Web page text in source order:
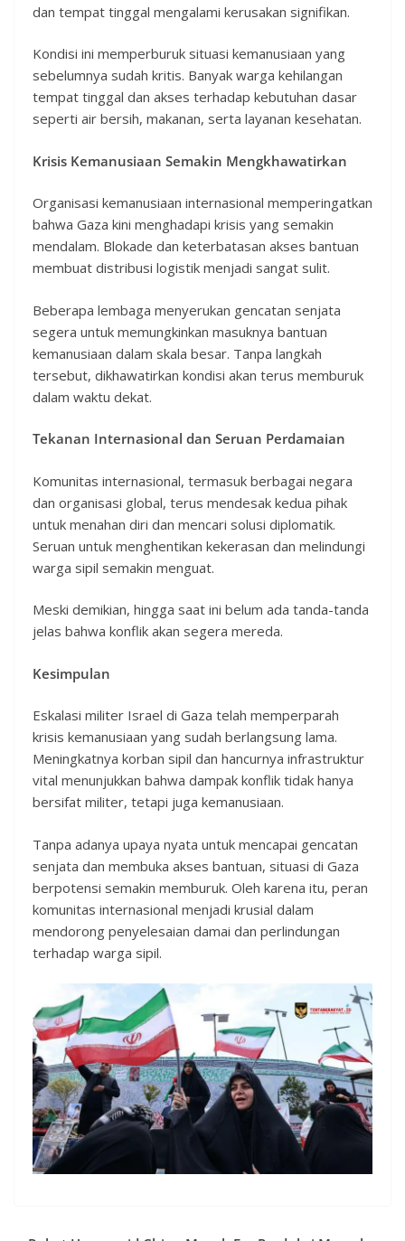
dan tempat tinggal mengalami kerusakan signifikan.
Kondisi ini memperburuk situasi kemanusiaan yang
sebelumnya sudah kritis. Banyak warga kehilangan
tempat tinggal dan akses terhadap kebutuhan dasar
seperti air bersih, makanan, serta layanan kesehatan.
Krisis Kemanusiaan Semakin Mengkhawatirkan
Organisasi kemanusiaan internasional memperingatkan
bahwa Gaza kini menghadapi krisis yang semakin
mendalam. Blokade dan keterbatasan akses bantuan
membuat distribusi logistik menjadi sangat sulit.
Beberapa lembaga menyerukan gencatan senjata
segera untuk memungkinkan masuknya bantuan
kemanusiaan dalam skala besar. Tanpa langkah
tersebut, dikhawatirkan kondisi akan terus memburuk
dalam waktu dekat.
Tekanan Internasional dan Seruan Perdamaian
Komunitas internasional, termasuk berbagai negara
dan organisasi global, terus mendesak kedua pihak
untuk menahan diri dan mencari solusi diplomatik.
Seruan untuk menghentikan kekerasan dan melindungi
warga sipil semakin menguat.
Meski demikian, hingga saat ini belum ada tanda-tanda
jelas bahwa konflik akan segera mereda.
Kesimpulan
Eskalasi militer Israel di Gaza telah memperparah
krisis kemanusiaan yang sudah berlangsung lama.
Meningkatnya korban sipil dan hancurnya infrastruktur
vital menunjukkan bahwa dampak konflik tidak hanya
bersifat militer, tetapi juga kemanusiaan.
Tanpa adanya upaya nyata untuk mencapai gencatan
senjata dan membuka akses bantuan, situasi di Gaza
berpotensi semakin memburuk. Oleh karena itu, peran
komunitas internasional menjadi krusial dalam
mendorong penyelesaian damai dan perlindungan
terhadap warga sipil.